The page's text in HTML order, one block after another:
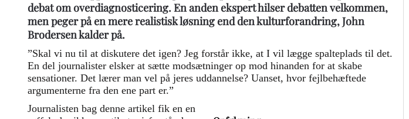
debat om overdiagnosticering. En anden ekspert hilser debatten velkommen,
men peger på en mere realistisk løsning end den kulturforandring, John
Brodersen kalder på.
”Skal vi nu til at diskutere det igen? Jeg forstår ikke, at I vil lægge spalteplads til det.
En del journalister elsker at sætte modsætninger op mod hinanden for at skabe
sensationer. Det lærer man vel på jeres uddannelse? Uanset, hvor fejlbehæftede
argumenterne fra den ene part er.”
Journalisten bag denne artikel fik en en